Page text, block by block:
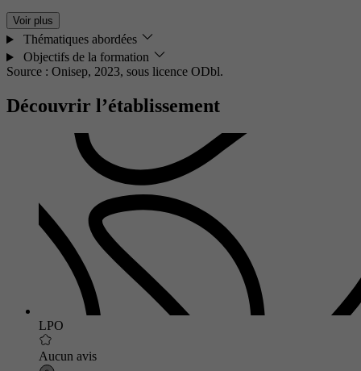
Voir plus
Thématiques abordées
Objectifs de la formation
Source : Onisep, 2023, sous licence ODbl.
Découvrir l’établissement
LPO
Aucun avis